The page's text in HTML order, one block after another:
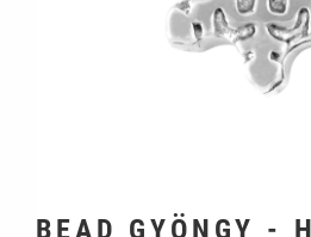
BEAD GYÖNGY -